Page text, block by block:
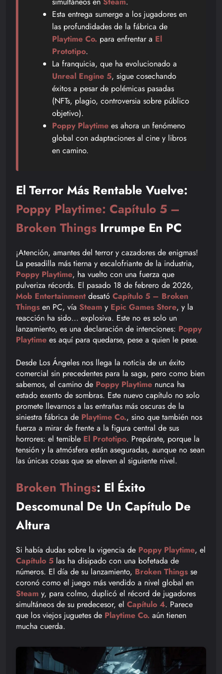
Esta entrega sumerge a los jugadores en
las profundidades de la fábrica de
Playtime Co. para enfrentar a El
Prototipo.
La franquicia, que ha evolucionado a
Unreal Engine 5, sigue cosechando
éxitos a pesar de polémicas pasadas
(NFTs, plagio, controversia sobre público
objetivo).
Poppy Playtime es ahora un fenómeno
global con adaptaciones al cine y libros
en camino.
El Terror Más Rentable Vuelve:
Poppy Playtime: Capítulo 5 –
Broken Things Irrumpe En PC
¡Atención, amantes del terror y cazadores de enigmas!
La pesadilla más tierna y escalofriante de la industria,
Poppy Playtime, ha vuelto con una fuerza que
pulveriza récords. El pasado 18 de febrero de 2026,
Mob Entertainment desató Capítulo 5 – Broken
Things en PC, vía Steam y Epic Games Store, y la
reacción ha sido… explosiva. Este no es solo un
lanzamiento, es una declaración de intenciones: Poppy
Playtime es aquí para quedarse, pese a quien le pese.
Desde Los Ángeles nos llega la noticia de un éxito
comercial sin precedentes para la saga, pero como bien
sabemos, el camino de Poppy Playtime nunca ha
estado exento de sombras. Este nuevo capítulo no solo
promete llevarnos a las entrañas más oscuras de la
siniestra fábrica de Playtime Co., sino que también nos
fuerza a mirar de frente a la figura central de sus
horrores: el temible El Prototipo. Prepárate, porque la
tensión y la atmósfera están aseguradas, aunque no sean
las únicas cosas que se eleven al siguiente nivel.
Broken Things: El Éxito
Descomunal De Un Capítulo De
Altura
Si había dudas sobre la vigencia de Poppy Playtime, el
Capítulo 5 las ha disipado con una bofetada de
números. El día de su lanzamiento, Broken Things se
coronó como el juego más vendido a nivel global en
Steam y, para colmo, duplicó el récord de jugadores
simultáneos de su predecesor, el Capítulo 4. Parece
que los viejos juguetes de Playtime Co. aún tienen
mucha cuerda.